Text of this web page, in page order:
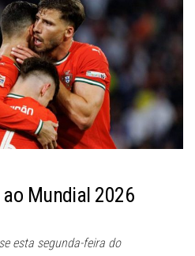
Mundial 2026
esta segunda-feira do